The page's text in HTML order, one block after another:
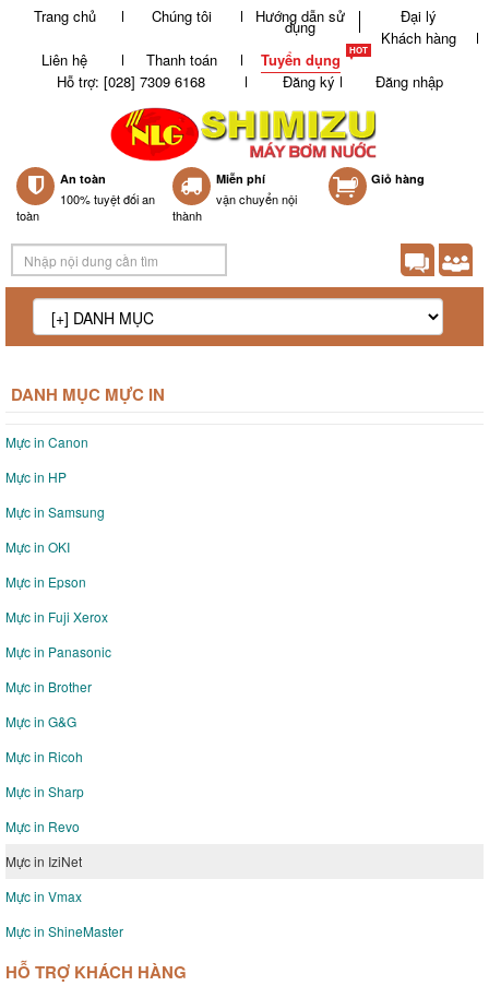
Trang chủ Chúng tôi Hướng dẫn sử
dụng
Đại lý
Khách hàng
Liên hệ
Thanh toán
Tuyển dụng
Đăng nhập
Đăng ký
Hỗ trợ: [028] 7309 6168
An toàn
100% tuyệt đối an
toàn
Miễn phí
vận chuyển nội
thành
0 Giỏ hàng
DANH MỤC MỰC IN
Mực in Canon
Mực in HP
Mực in Samsung
Mực in OKI
Mực in Epson
Mực in Fuji Xerox
Mực in Panasonic
Mực in Brother
Mực in G&G
Mực in Ricoh
Mực in Sharp
Mực in Revo
Mực in IziNet
Mực in Vmax
Mực in ShineMaster
HỖ TRỢ KHÁCH HÀNG